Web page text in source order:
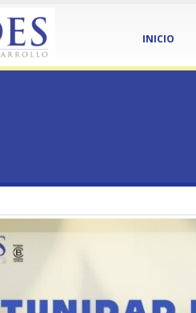
INICIO